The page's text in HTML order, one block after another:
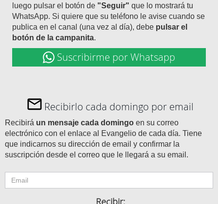
luego pulsar el botón de "Seguir" que lo mostrará tu
WhatsApp. Si quiere que su teléfono le avise cuando se
publica en el canal (una vez al día), debe pulsar el
botón de la campanita.
Suscribirme por Whatsapp
Recibirlo cada domingo por email
Recibirá un mensaje cada domingo en su correo
electrónico con el enlace al Evangelio de cada día. Tiene
que indicarnos su dirección de email y confirmar la
suscripción desde el correo que le llegará a su email.
Recibir: